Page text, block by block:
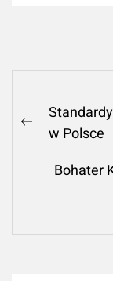
wpisu
Previousw Polsce
Bohater